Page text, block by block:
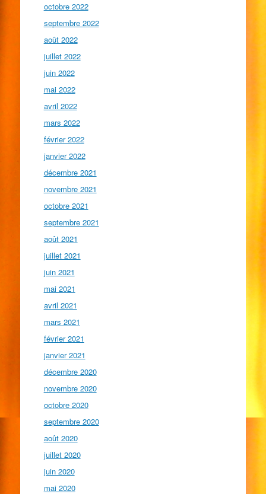
octobre 2022
septembre 2022
août 2022
juillet 2022
juin 2022
mai 2022
avril 2022
mars 2022
février 2022
janvier 2022
décembre 2021
novembre 2021
octobre 2021
septembre 2021
août 2021
juillet 2021
juin 2021
mai 2021
avril 2021
mars 2021
février 2021
janvier 2021
décembre 2020
novembre 2020
octobre 2020
septembre 2020
août 2020
juillet 2020
juin 2020
mai 2020